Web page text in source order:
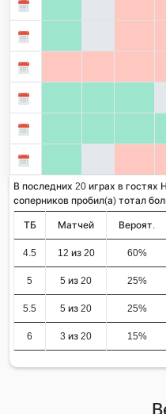
В последних 20 играх в
соперников пробил(а) тотал
ТБ Матчей Вероят.
4.5 12 из 20 60%
5 5 из 20 25%
5.5 5 из 20 25%
6 3 из 20 15%